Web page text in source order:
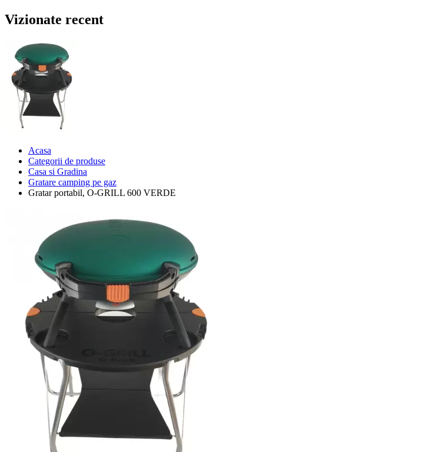
Vizionate recent
Acasa
Categorii de produse
Casa si Gradina
Gratare camping pe gaz
Gratar portabil, O-GRILL 600 VERDE